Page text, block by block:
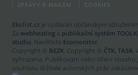
ZPRÁVY E-MAILEM
COOKIES
Ekolist.cz je vydáván občanským sdružením
Za webhosting a publikační systém
studiu . Navštivte Ecomonitor
Copyright © BEZK . Copyright © ČTK, TASR
vyhrazena. Publikování nebo šíření obsahu
souhlasu držitele autorských práv zakázáno.